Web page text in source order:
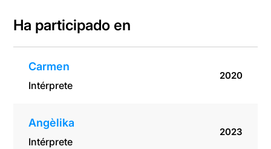
Ha participado en
Carmen
Intérprete
2020
Angèlika
Intérprete
2023